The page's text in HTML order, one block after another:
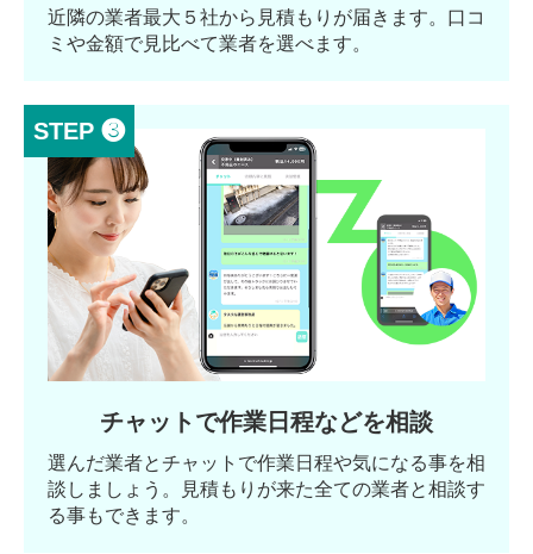
近隣の業者最大５社から見積もりが届きます。口コ
ミや金額で見比べて業者を選べます。
STEP ❸
チャットで作業日程などを相談
選んだ業者とチャットで作業日程や気になる事を相
談しましょう。見積もりが来た全ての業者と相談す
る事もできます。